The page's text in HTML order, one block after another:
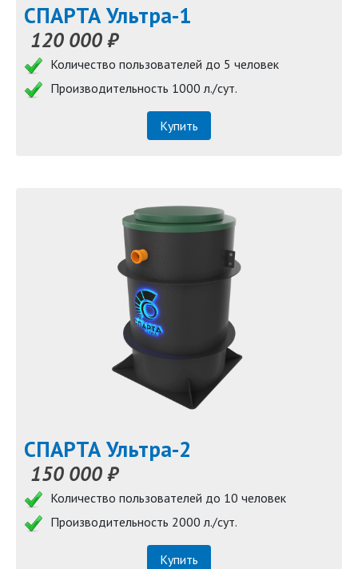
СПАРТА Ультра-1
120 000 ₽
Количество пользователей до 5 человек
Производительность 1000 л./сут.
Купить
СПАРТА Ультра-2
150 000 ₽
Количество пользователей до 10 человек
Производительность 2000 л./сут.
Купить